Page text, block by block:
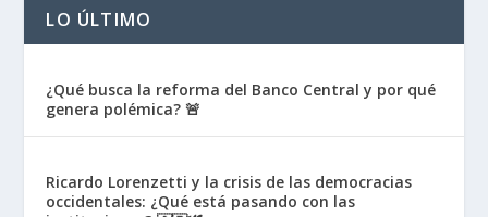
LO ÚLTIMO
¿Qué busca la reforma del Banco Central y por qué
genera polémica? 🚨
Ricardo Lorenzetti y la crisis de las democracias
occidentales: ¿Qué está pasando con las